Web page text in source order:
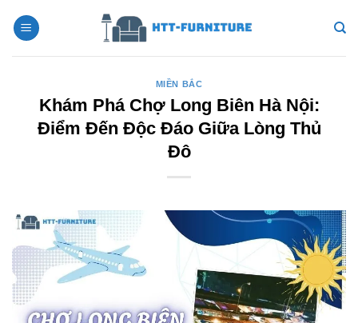
qua
MIỀN BẮC
Khám Phá Chợ Long Biên Hà Nội:
Điểm Đến Độc Đáo Giữa Lòng Thủ
Đô